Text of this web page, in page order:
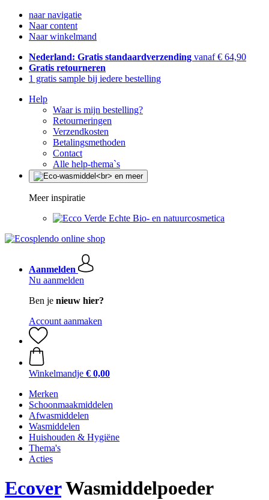
naar navigatie
Naar content
Naar winkelmand
Nederland: Gratis standaardverzending vanaf € 64,90
Gratis retourneren
1 gratis sample bij iedere bestelling
Help
Waar is mijn bestelling?
Retourneringen
Verzendkosten
Betalingsmethoden
Contact
Alle help-thema`s
Meer inspiratie
Echte Bio- en natuurcosmetica
Aanmelden
Nu aanmelden
Ben je nieuw hier?
Account aanmaken
Winkelmandje € 0,00
Merken
Schoonmaakmiddelen
Afwasmiddelen
Wasmiddelen
Huishouden & Hygiëne
Thema's
Acties
EcoverWasmiddelpoeder